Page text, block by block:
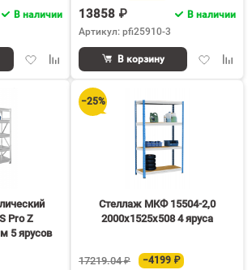
В наличии
ДобавитьДобавить
сравнению
13858 ₽
В наличии
Артикул: pfi25910-3
Добавить
В корзину
Pro Z
5 ярусов
−25%
Стеллаж МКФ 15504-2,0
2000х1525х508 4 яруса
17219.04 ₽ −4199 ₽